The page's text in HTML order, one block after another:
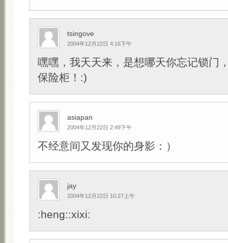
tsingove
2004年12月22日 4:16下午
嘿嘿，我天天来，是想哪天你忘记锁门
保险柜！:)
asiapan
2004年12月22日 2:49下午
不经意间又发现你的身影：）
jay
2004年12月22日 10:27上午
:heng::xixi: